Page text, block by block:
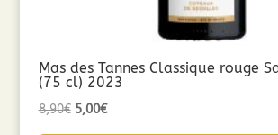
Mas des Tannes Classique rouge
(75 cl) 2023
8,90€ Le
5,00€Le